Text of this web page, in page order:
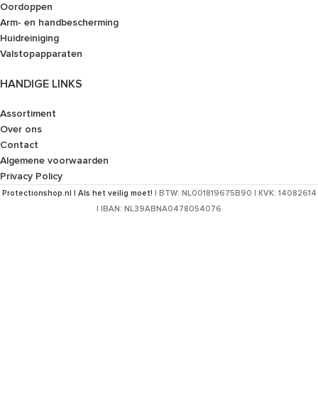
Oordoppen
Arm- en handbescherming
Huidreiniging
Valstopapparaten
HANDIGE LINKS
Assortiment
Over ons
Contact
Algemene voorwaarden
Privacy Policy
Protectionshop.nl | Als het veilig moet! | BTW: NL001819675B90 | KVK: 14082614
| IBAN: NL39ABNA0478054076